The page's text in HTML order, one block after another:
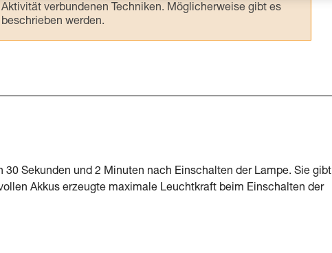
verbundenen Techniken. Möglicherweise gibt es
werden.
30 Sekunden und 2 Minuten nach Einschalten der Lampe. Sie gibt
Akkus erzeugte maximale Leuchtkraft beim Einschalten der